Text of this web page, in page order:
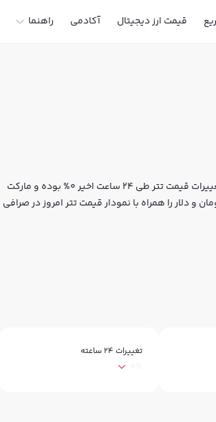
قیمت ارز دیجیتال آکادمی راهنما
قیمت لحظه‌ای تتر هم اکنون معادل 186,800 تومان یا 1 تتر است. تغییرات قیمت تتر طی 24 ساعت اخیر 0% بوده و مارکت
دلار را همراه با نمودار قیمت تتر امروز در صرافی
تغییرات ۲۴ ساعته